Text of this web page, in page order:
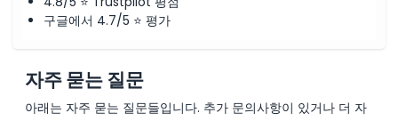
구글에서 4.7/5 ⭐ 평가
자주 묻는 질문
아래는 자주 묻는 질문들입니다. 추가 문의사항이 있거나 더 자